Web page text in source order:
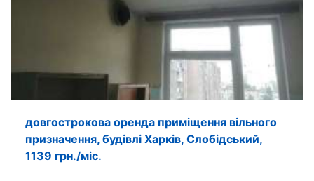
довгострокова оренда приміщення вільного
призначення, будівлі Харків, Слобідський,
1139 грн./міс.